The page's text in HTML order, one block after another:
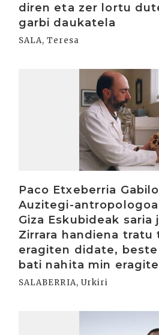
diren eta zer lortu
garbi daukatela
SALA, Teresa
Paco Etxeberria
Auzitegi-
Giza Eskubideak saria
Zirrara handiena tratu
eragiten didate,
bati nahita min
SALABERRIA, Urkiri